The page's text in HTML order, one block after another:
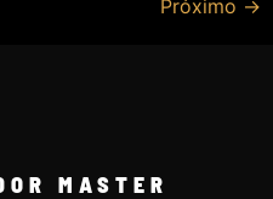
Próximo →
MASTER